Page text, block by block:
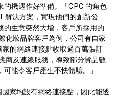
的機遇作好準備。「CPC 的角色
解決方案，實現他們的創新發
的生意突然大增，客戶所採用的
化妝品牌客戶為例，公司有自家
的網絡連接點收取過百萬張訂
商及連線服務，導致部分貨品數
能令客戶產生不快體驗。」
家均設有網絡連接點，因此能透